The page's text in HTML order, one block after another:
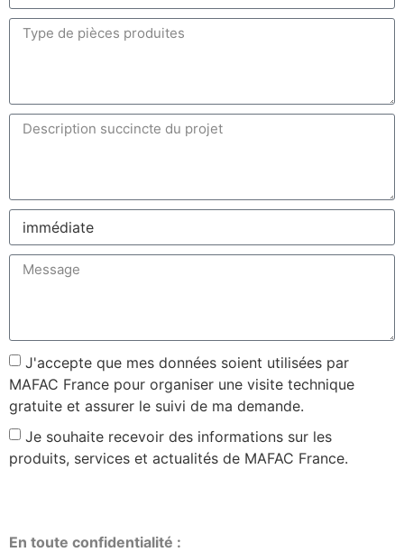
J'accepte que mes données soient utilisées par
MAFAC France pour organiser une visite technique
gratuite et assurer le suivi de ma demande.
Je souhaite recevoir des informations sur les
produits, services et actualités de MAFAC France.
En toute confidentialité :